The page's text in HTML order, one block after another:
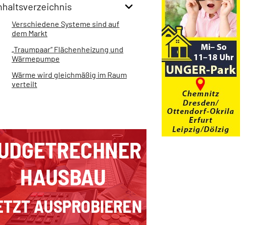
Verschiedene Systeme sind auf
dem Markt
„Traumpaar“ Flächenheizung und
Wärmepumpe
Wärme wird gleichmäßig im Raum
verteilt